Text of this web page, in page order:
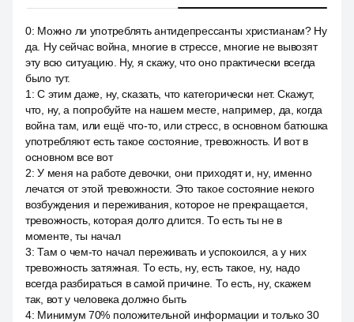
0: Можно ли употреблять антидепрессанты христианам? Ну
да. Ну сейчас война, многие в стрессе, многие не вывозят
эту всю ситуацию. Ну, я скажу, что оно практически всегда
было тут.
1 :С этим даже, ну, сказать, что категорически нет. Скажут,
что, ну, а попробуйте на нашем месте, например, да, когда
война там, или ещё что-то, или стресс, в основном батюшка
употребляют есть такое состояние, тревожность. И вот в
основном все вот
2:У меня на работе девочки, они приходят и, ну, именно
лечатся от этой тревожности. Это такое состояние некого
возбуждения и переживания, которое не прекращается,
тревожность, которая долго длится. То есть ты не в
моменте, ты начал
3:Там о чем-то начал переживать и успокоился, а у них
тревожность затяжная. То есть, ну, есть такое, ну, надо
всегда разбираться в самой причине. То есть, ну, скажем
так, вот у человека должно быть
4: Минимум 70% положительной информации и только 30